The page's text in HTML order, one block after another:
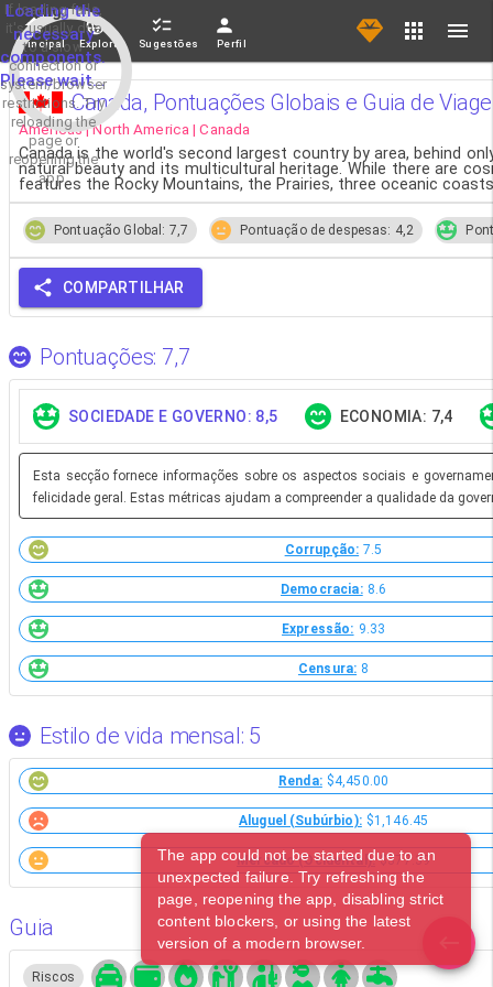
Loading the
necessary
components.
Please wait...
If loading fails,
it's usually due
to a slow
connection or
system/browser
restrictions. Try
reloading the
page or
reopening the
app.
Principal Explorar Sugestões Perfil
Canada, Pontuações Globais e Guia de
Americas | North America | Canada
Canada is the world's second largest country by area, behind
natural beauty and its multicultural heritage. While there are
features the Rocky Mountains, the Prairies, three oceanic
Pontuação Global: 7,7 Pontuação de despesas: 4,2
COMPARTILHAR
Pontuações: 7,7
SOCIEDADE E GOVERNO: 8,5 ECONOMIA: 7,4
Esta secção fornece informações sobre os aspectos sociais e
felicidade geral. Estas métricas ajudam a compreender a qualidade da
Corrupção: 7.5
Democracia: 8.6
Expressão: 9.33
Censura: 8
Estilo de vida mensal: 5
Renda: $4,450.00
Aluguel (Subúrbio): $1,146.45
Mercado (Ocidental): $377.39
Guia
Riscos
The app could not be started due to an
unexpected failure. Try refreshing the
page, reopening the app, disabling strict
content blockers, or using the latest
version of a modern browser.